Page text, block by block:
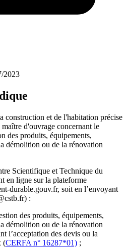
2023
construction et de l'habitation précise
d'ouvrage concernant le
des produits, équipements,
démolition ou de la rénovation
Scientifique et Technique du
en ligne sur la plateforme
durable.gouv.fr, soit en l’envoyant
:
des produits, équipements,
démolition ou de la rénovation
l’acceptation des devis ou la
(CERFA n° 16287*01) ;